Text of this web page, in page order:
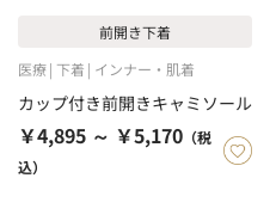
前開き下着
医療 下着 インナー・肌着
カップ付き前開きキャミソール
￥4,895 ～ ￥5,170 （税
込）